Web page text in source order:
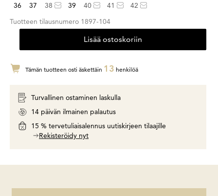
36 37 38 39 40 41
42
Tuotteen tilausnumero 1897-104
Lisää ostoskoriin
Tämän tuotteen osti äskettäin 13 henkilöä
Turvallinen ostaminen laskulla
14 päivän ilmainen palautus
15 % tervetuliaisalennus uutiskirjeen tilaajille
Rekisteröidy nyt